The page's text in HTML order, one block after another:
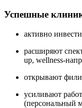
Успешные
активно
расширяют
up, wellness-
открывают
усиливают
(персональный